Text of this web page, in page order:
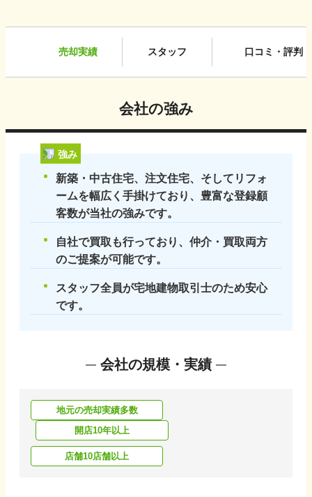
売却実績 スタッフ 口コミ・評判
会社の強み
強み
新築・中古住宅、注文住宅、そしてリフォ
ームを幅広く手掛けており、豊富な登録顧
客数が当社の強みです。
自社で買取も行っており、仲介・買取両方
のご提案が可能です。
スタッフ全員が宅地建物取引士のため安心
です。
会社の規模・実績
地元の売却実績多数
開店10年以上
店舗10店舗以上